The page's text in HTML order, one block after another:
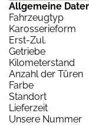
Allgemeine
Fahrzeugtyp
Karosserieform
Erst-Zul.
Getriebe
Kilometerstand
Anzahl der Türen
Farbe
Standort
Lieferzeit
Unsere Nummer